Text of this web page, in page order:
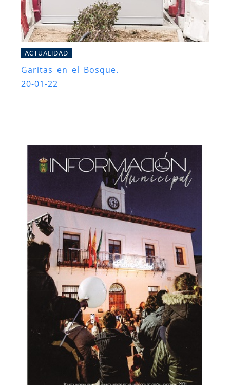
ACTUALIDAD
Garitas en el Bosque.
20-01-22